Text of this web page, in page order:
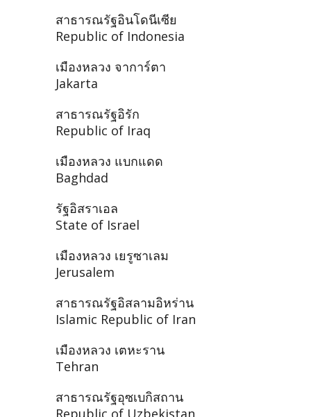
สาธารณรัฐอินโดนีเซีย
Republic of Indonesia
เมืองหลวง จาการ์ตา
Jakarta
สาธารณรัฐอิรัก
Republic of Iraq
เมืองหลวง แบกแดด
Baghdad
รัฐอิสราเอล
State of Israel
เมืองหลวง เยรูซาเลม
Jerusalem
สาธารณรัฐอิสลามอิหร่าน
Islamic Republic of Iran
เมืองหลวง เตหะราน
Tehran
สาธารณรัฐอุซเบกิสถาน